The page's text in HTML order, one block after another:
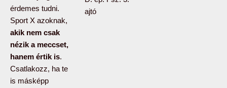
érdemes tudni.
Sport X azoknak,
akik nem csak
nézik a meccset,
hanem értik is.
Csatlakozz, ha te
is másképp
ajtó